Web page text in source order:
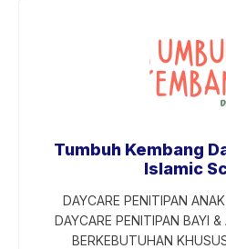
Tumbuh Kembang
Islamic
DAYCARE PENITIPAN
DAYCARE PENITIPAN BAYI
BERKEBUTUHAN